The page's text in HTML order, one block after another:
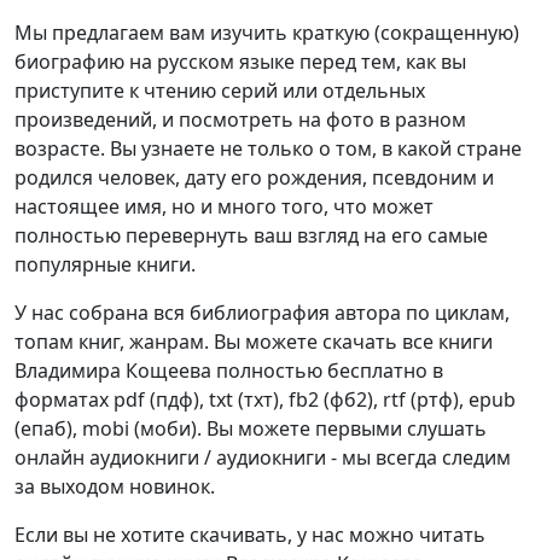
Мы предлагаем вам изучить краткую (сокращенную)
биографию на русском языке перед тем, как вы
приступите к чтению серий или отдельных
произведений, и посмотреть на фото в разном
возрасте. Вы узнаете не только о том, в какой стране
родился человек, дату его рождения, псевдоним и
настоящее имя, но и много того, что может
полностью перевернуть ваш взгляд на его самые
популярные книги.
У нас собрана вся библиография автора по циклам,
топам книг, жанрам. Вы можете скачать все книги
Владимира Кощеева полностью бесплатно в
форматах pdf (пдф), txt (тхт), fb2 (фб2), rtf (ртф), epub
(епаб), mobi (моби). Вы можете первыми слушать
онлайн аудиокниги / аудиокниги - мы всегда следим
за выходом новинок.
Если вы не хотите скачивать, у нас можно читать